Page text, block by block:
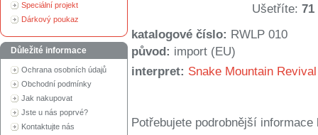
Speciální projekt
Dárkový poukaz
Důležité informace
Ochrana osobních údajů
Obchodní podmínky
Jak nakupovat
Jste u nás poprvé?
Kontaktujte nás
Ušetříte: 71
katalogové číslo: RWLP 010
původ: import (EU)
interpret: Snake Mountain Revival
Potřebujete podrobnější